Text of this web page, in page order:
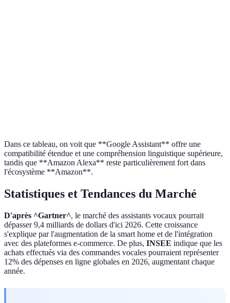
Dans ce tableau, on voit que **Google Assistant** offre une
compatibilité étendue et une compréhension linguistique supérieure,
tandis que **Amazon Alexa** reste particulièrement fort dans
l'écosystème **Amazon**.
Statistiques et Tendances du Marché
D'après ^Gartner^, le marché des assistants vocaux pourrait
dépasser 9,4 milliards de dollars d'ici 2026. Cette croissance
s'explique par l'augmentation de la smart home et de l'intégration
avec des plateformes e-commerce. De plus, INSEE indique que les
achats effectués via des commandes vocales pourraient représenter
12% des dépenses en ligne globales en 2026, augmentant chaque
année.